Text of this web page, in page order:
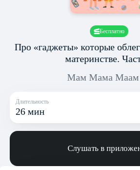
Бесплатно
Про «гаджеты» которые
материнстве.
Мам Мама Маам
Длительность
26 мин
Слушать в